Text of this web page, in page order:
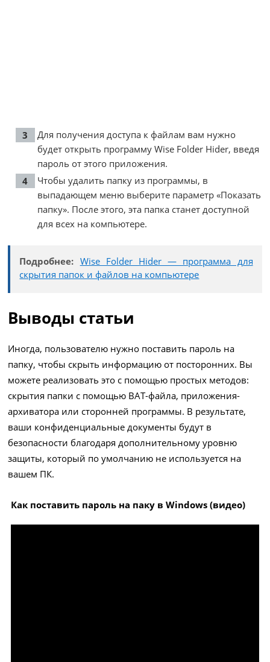
Для получения доступа к файлам вам нужно
будет открыть программу Wise Folder Hider, введя
пароль от этого приложения.
Чтобы удалить папку из программы, в
выпадающем меню выберите параметр «Показать
папку». После этого, эта папка станет доступной
для всех на компьютере.
Подробнее: Wise Folder Hider — программа для
скрытия папок и файлов на компьютере
Выводы статьи
Иногда, пользователю нужно поставить пароль на
папку, чтобы скрыть информацию от посторонних. Вы
можете реализовать это с помощью простых методов:
скрытия папки с помощью BAT-файла, приложения-
архиватора или сторонней программы. В результате,
ваши конфиденциальные документы будут в
безопасности благодаря дополнительному уровню
защиты, который по умолчанию не используется на
вашем ПК.
Как поставить пароль на паку в Windows (видео)